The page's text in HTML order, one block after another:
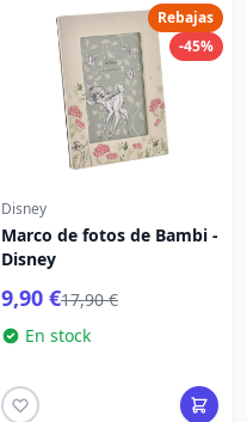
Rebajas
-45%
Disney
Marco de fotos de Bambi -
Disney
9,90 €17,90 €
En stock